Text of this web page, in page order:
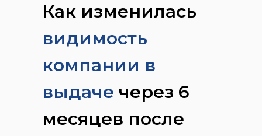
Как изменилась
видимость
компании в
выдаче через 6
месяцев после